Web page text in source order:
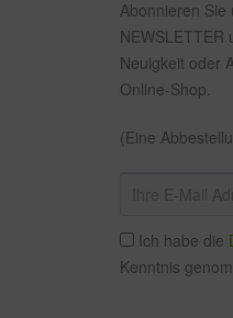
Abonnieren
NEWSLETTER
Neuigkeit oder
Online-Shop.
(Eine
Ich habe die
Kenntnis